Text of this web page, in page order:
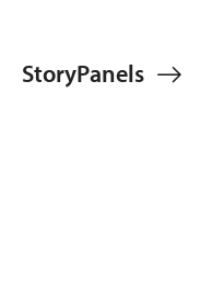
StoryPanels